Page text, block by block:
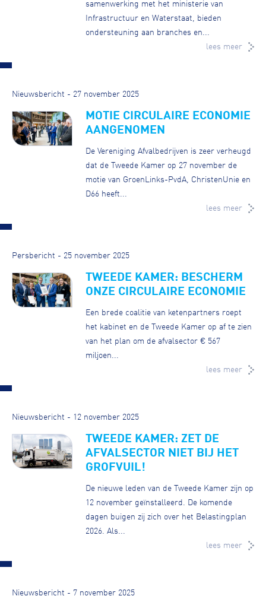
samenwerking met het ministerie van
Infrastructuur en Waterstaat, bieden
ondersteuning aan branches en...
lees meer
Nieuwsbericht - 27 november 2025
MOTIE CIRCULAIRE ECONOMIE
AANGENOMEN
De Vereniging Afvalbedrijven is zeer verheugd
dat de Tweede Kamer op 27 november de
motie van GroenLinks-PvdA, ChristenUnie en
D66 heeft...
lees meer
Persbericht - 25 november 2025
TWEEDE KAMER: BESCHERM
ONZE CIRCULAIRE ECONOMIE
Een brede coalitie van ketenpartners roept
het kabinet en de Tweede Kamer op af te zien
van het plan om de afvalsector € 567
miljoen...
lees meer
Nieuwsbericht - 12 november 2025
TWEEDE KAMER: ZET DE
AFVALSECTOR NIET BIJ HET
GROFVUIL!
De nieuwe leden van de Tweede Kamer zijn op
12 november geïnstalleerd. De komende
dagen buigen zij zich over het Belastingplan
2026. Als...
lees meer
Nieuwsbericht - 7 november 2025